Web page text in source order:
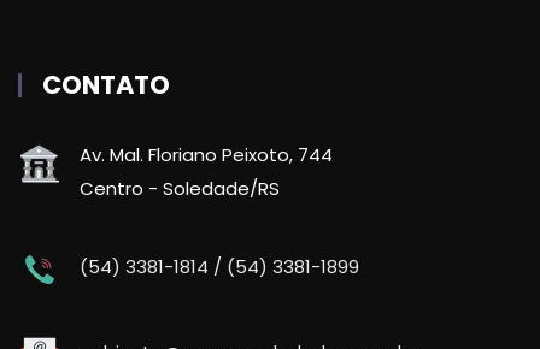
CONTATO
Av. Mal. Floriano Peixoto, 744
Centro - Soledade/RS
(54) 3381-1814 / (54) 3381-1899